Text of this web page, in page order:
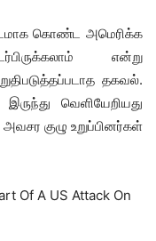
கொண்ட அமெரிக்க
என்று
தகவல்.
வெளியேறியது
குழு உறுப்பினர்கள்